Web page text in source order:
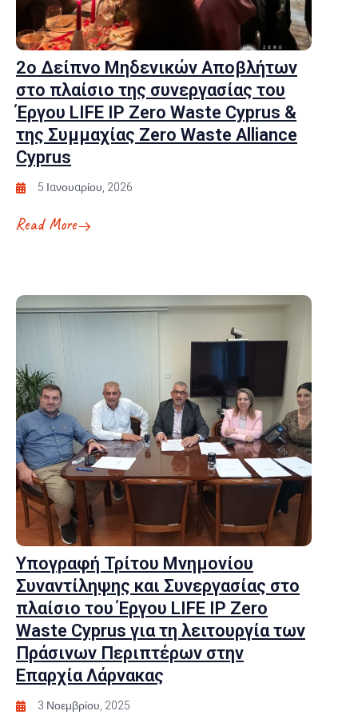
2ο Δείπνο Μηδενικών Αποβλήτων
στο πλαίσιο της συνεργασίας του
Έργου LIFE IP Zero Waste Cyprus &
της Συμμαχίας Zero Waste Alliance
Cyprus
5 Ιανουαρίου, 2026
Read More
Υπογραφή Τρίτου Μνημονίου
Συναντίληψης και Συνεργασίας στο
πλαίσιο του Έργου LIFE IP Zero
Waste Cyprus για τη λειτουργία των
Πράσινων Περιπτέρων στην
Επαρχία Λάρνακας
3 Νοεμβρίου, 2025